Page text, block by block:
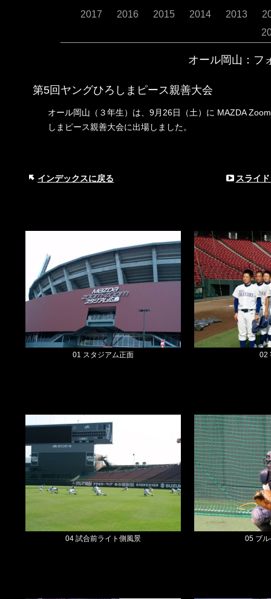
2017 2016 2015 2014 2013
オール岡山：フ
オール岡山（３年生）は、 9月26日（土）に MAZDA
しまピース親善大会に出場しました。
01 スタジアム正面 02
04 試合前ライト側風景 05 ブ
インデックスに戻る スライ
第5回ヤングひろしまピース親善大会